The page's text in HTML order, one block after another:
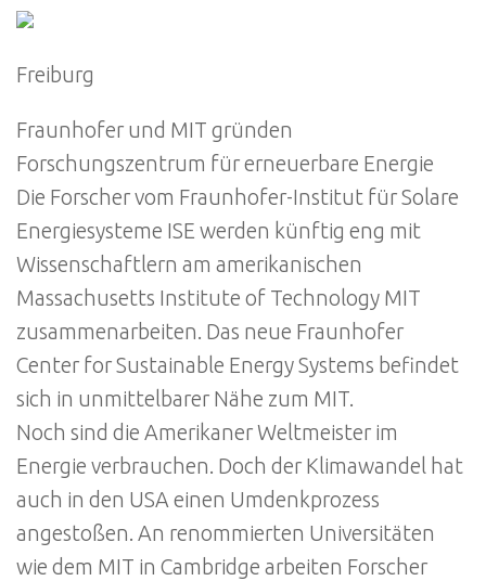
Freiburg
Fraunhofer und MIT gründen
Forschungszentrum für erneuerbare Energie
Die Forscher vom Fraunhofer-Institut für Solare
Energiesysteme ISE werden künftig eng mit
Wissenschaftlern am amerikanischen
Massachusetts Institute of Technology MIT
zusammenarbeiten. Das neue Fraunhofer
Center for Sustainable Energy Systems befindet
sich in unmittelbarer Nähe zum MIT.
Noch sind die Amerikaner Weltmeister im
Energie verbrauchen. Doch der Klimawandel hat
auch in den USA einen Umdenkprozess
angestoßen. An renommierten Universitäten
wie dem MIT in Cambridge arbeiten Forscher